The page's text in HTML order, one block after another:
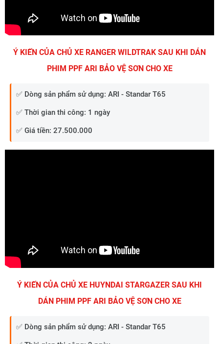
Ý KIẾN CỦA CHỦ XE RANGER WILDTRAK SAU KHI DÁN
PHIM PPF ARI BẢO VỆ SƠN CHO XE
✅ Dòng sản phẩm sử dụng: ARI - Standar T65
✅ Thời gian thi công: 1 ngày
✅ Giá tiền: 27.500.000
Ý KIẾN CỦA CHỦ XE HUYNDAI STARGAZER SAU KHI
DÁN PHIM PPF ARI BẢO VỆ SƠN CHO XE
✅ Dòng sản phẩm sử dụng: ARI - Standar T65